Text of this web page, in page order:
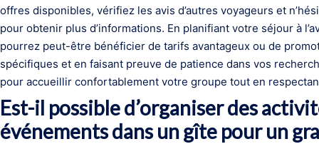
offres disponibles, vérifiez les avis d’autres voyageurs et
pour obtenir plus d’informations. En planifiant votre séjour à
pourrez peut-être bénéficier de tarifs avantageux ou de
spécifiques et en faisant preuve de patience dans vos
pour accueillir confortablement votre groupe tout en
Est-il possible d’organiser des
événements dans un gîte pour un